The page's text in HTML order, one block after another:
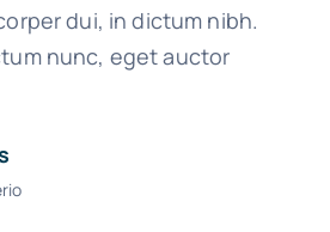
dui, in dictum nibh.
nunc, eget auctor